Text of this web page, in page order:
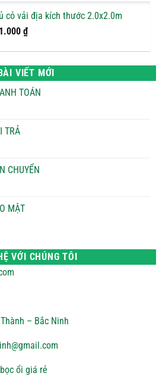
₫.
tại
là:
cỏ vải địa kích thước 2.0x2.0m
₫.
₫Giá
tại
là:
21.000 ₫.
VIẾT MỚI
TOÁN
TRẢ
CHUYỂN
MẬT
VỚI CHÚNG TÔI
– Bắc Ninh
ổi giá rẻ